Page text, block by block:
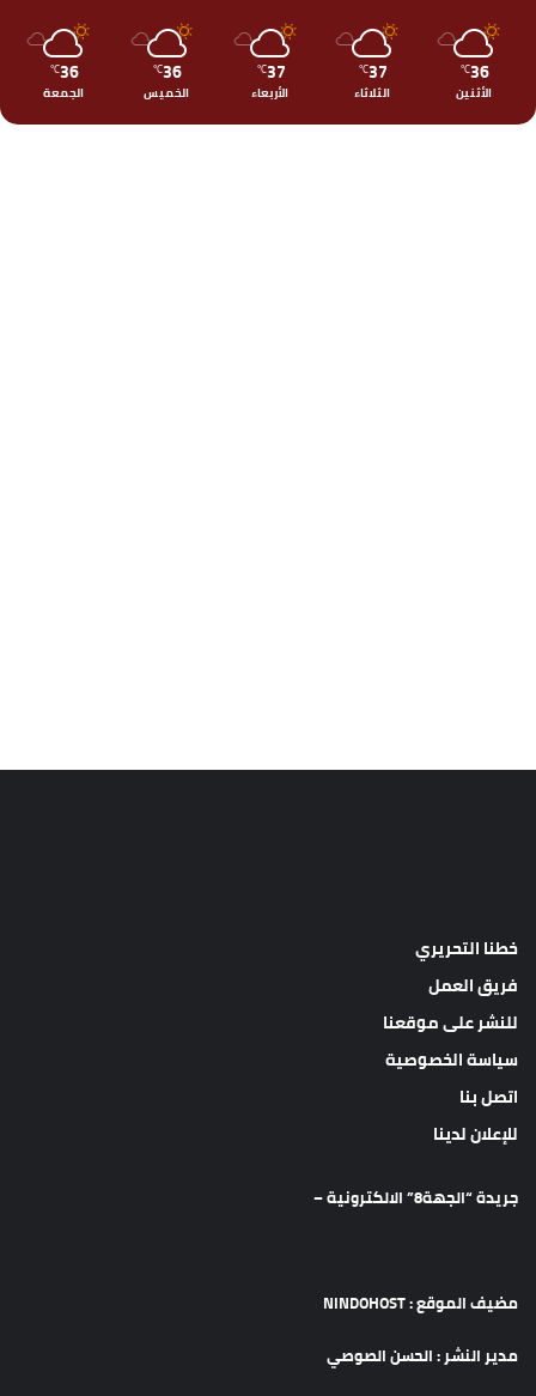
36
℃
الأثنين
37
℃
الثلاثاء
37
℃
الأربعاء
36
℃
الخميس
36
℃
الجمعة
خطنا التحريري
فريق العمل
للنشر على موقعنا
سياسة الخصوصية
اتصل بنا
للإعلان لدينا
جريدة “الجهة8” الالكترونية –
مضيف الموقع : NINDOHOST
مدير النشر : الحسن الصوصي